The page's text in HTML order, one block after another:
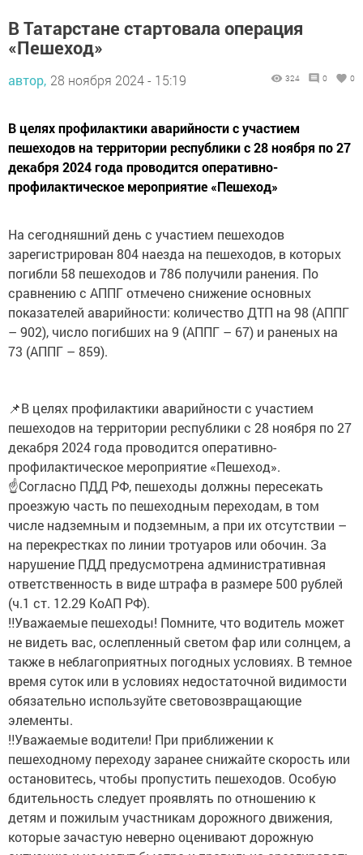
В Татарстане стартовала операция
«Пешеход»
пешеходов на территории республики с 28 ноября по 27
декабря 2024 года проводится оперативно-
профилактическое мероприятие «Пешеход»
зарегистрирован 804 наезда на пешеходов, в которых
погибли 58 пешеходов и 786 получили ранения. По
сравнению с АППГ отмечено снижение основных
показателей аварийности: количество ДТП на 98 (АППГ
– 902), число погибших на 9 (АППГ – 67) и раненых на
73 (АППГ – 859).
пешеходов на территории республики с 28 ноября по 27
декабря 2024 года проводится оперативно-
профилактическое мероприятие «Пешеход».
☝️Согласно ПДД РФ, пешеходы должны пересекать
проезжую часть по пешеходным переходам, в том
числе надземным и подземным, а при их отсутствии –
на перекрестках по линии тротуаров или обочин. За
нарушение ПДД предусмотрена административная
ответственность в виде штрафа в размере 500 рублей
(ч.1 ст. 12.29 КоАП РФ).
‼️Уважаемые пешеходы! Помните, что водитель может
не видеть вас, ослепленный светом фар или солнцем, а
также в неблагоприятных погодных условиях. В темное
время суток или в условиях недостаточной видимости
обязательно используйте световозвращающие
элементы.
‼️Уважаемые водители! При приближении к
пешеходному переходу заранее снижайте скорость или
остановитесь, чтобы пропустить пешеходов. Особую
бдительность следует проявлять по отношению к
детям и пожилым участникам дорожного движения,
которые зачастую неверно оценивают дорожную
ситуацию и не могут быстро и правильно среагировать